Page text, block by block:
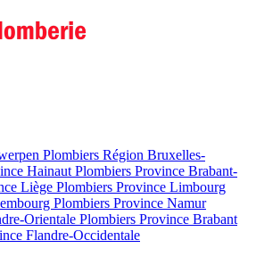
Plombiers Région Bruxelles-
Hainaut Plombiers Province Brabant-
Liège Plombiers Province Limbourg
Plombiers Province Namur
Orientale Plombiers Province Brabant
Flandre-Occidentale